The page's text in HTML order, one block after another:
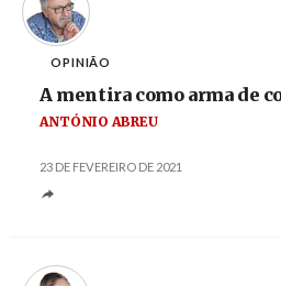
OPINIÃO
A mentira como arma de
ANTÓNIO ABREU
23 DE FEVEREIRO DE 2021